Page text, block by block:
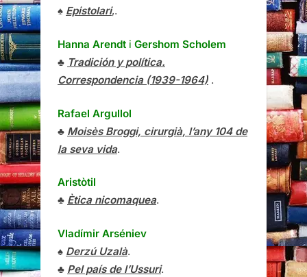
♠ Epistolari,.
Hanna Arendt i Gershom Scholem
♣ Tradición y política.
Correspondencia (1939-1964) .
Rafael Argullol
♣ Moisès Broggi, cirurgià, l’any 104 de
la seva vida.
Aristòtil
♣ Ètica nicomaquea.
Vladímir Arséniev
♠ Derzú Uzalà.
♣ Pel país de l’Ussuri.